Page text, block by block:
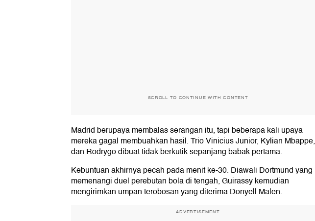
SCROLL TO CONTINUE WITH CONTENT
Madrid berupaya membalas serangan itu, tapi beberapa kali upaya
mereka gagal membuahkan hasil. Trio Vinicius Junior, Kylian Mbappe,
dan Rodrygo dibuat tidak berkutik sepanjang babak pertama.
Kebuntuan akhirnya pecah pada menit ke-30. Diawali Dortmund yang
memenangi duel perebutan bola di tengah, Guirassy kemudian
mengirimkan umpan terobosan yang diterima Donyell Malen.
ADVERTISEMENT